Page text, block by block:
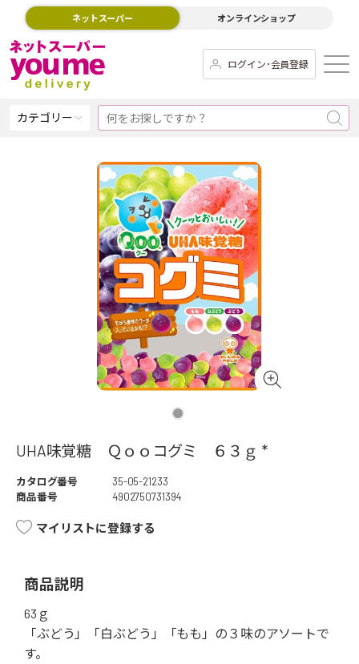
ネットスーパー オンラインショップ
ログイン･会員登録
カテゴリー
UHA味覚糖 Ｑｏｏコグミ ６３ｇ *
カタログ番号
35-05-21233
商品番号
4902750731394
マイリストに登録する
商品説明
63ｇ
「ぶどう」「白ぶどう」「もも」の３味のアソートで
す。